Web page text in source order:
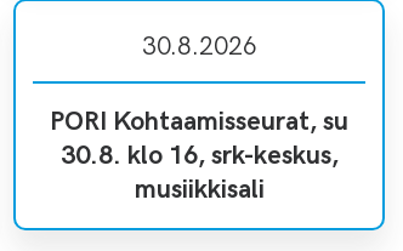
30.8.2026
PORI Kohtaamisseurat, su
30.8. klo 16, srk-keskus,
musiikkisali